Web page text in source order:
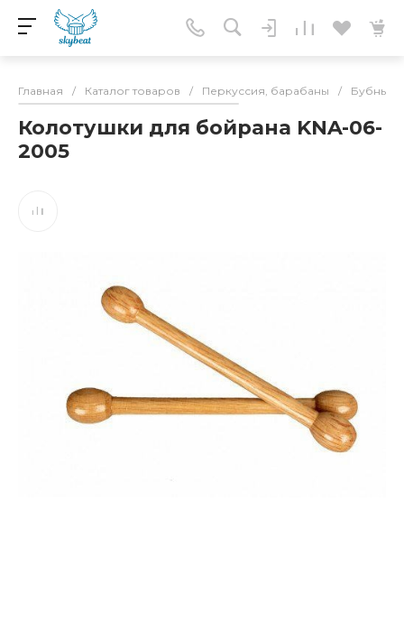
Главная / Каталог товаров / Перкуссия, барабаны / Бубны
Колотушки для бойрана KNA-06-
2005